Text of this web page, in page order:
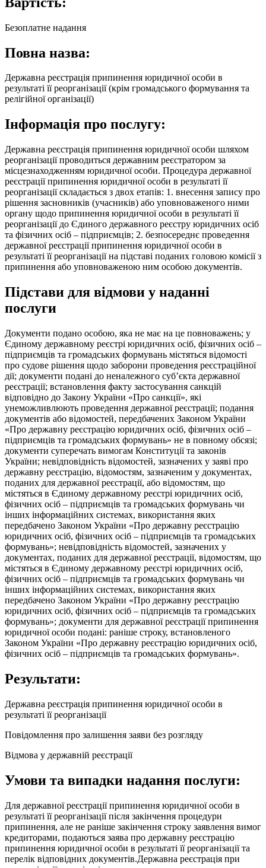
Безоплатне надання
Повна назва:
Державна реєстрація припинення юридичної особи в
результаті її реорганізації (крім громадського формування та
релігійної організації)
Інформація про послугу:
Державна реєстрація припинення юридичної особи шляхом
реорганізації проводиться державним реєстратором за
місцезнаходженням юридичної особи. Процедура державної
реєстрації припинення юридичної особи в результаті її
реорганізації складається з двох етапів: 1. внесення запису про
рішення засновників (учасників) або уповноваженого ними
органу щодо припинення юридичної особи в результаті її
реорганізації до Єдиного державного реєстру юридичних осіб
та фізичних осіб – підприємців; 2. безпосереднє проведення
державної реєстрації припинення юридичної особи в
результаті її реорганізації на підставі поданих головою комісії з
припинення або уповноваженою ним особою документів.
Підстави для відмови у наданні
послуги
Документи подано особою, яка не має на це повноважень; у
Єдиному державному реєстрі юридичних осіб, фізичних осіб –
підприємців та громадських формувань містяться відомості
про судове рішення щодо заборони проведення реєстраційної
дії; документи подані до неналежного суб’єкта державної
реєстрації; встановлення факту застосування санкцій
відповідно до Закону України «Про санкції», які
унеможливлюють проведення державної реєстрації; подання
документів або відомостей, передбачених Законом України
«Про державну реєстрацію юридичних осіб, фізичних осіб –
підприємців та громадських формувань» не в повному обсязі;
документи суперечать вимогам Конституції та законів
України; невідповідність відомостей, зазначених у заяві про
державну реєстрацію, відомостям, зазначеним у документах,
поданих для державної реєстрації, або відомостям, що
містяться в Єдиному державному реєстрі юридичних осіб,
фізичних осіб – підприємців та громадських формувань чи
інших інформаційних системах, використання яких
передбачено Законом України «Про державну реєстрацію
юридичних осіб, фізичних осіб – підприємців та громадських
формувань»; невідповідність відомостей, зазначених у
документах, поданих для державної реєстрації, відомостям, що
містяться в Єдиному державному реєстрі юридичних осіб,
фізичних осіб – підприємців та громадських формувань чи
інших інформаційних системах, використання яких
передбачено Законом України «Про державну реєстрацію
юридичних осіб, фізичних осіб – підприємців та громадських
формувань»; документи для державної реєстрації припинення
юридичної особи подані: раніше строку, встановленого
Законом України «Про державну реєстрацію юридичних осіб,
фізичних осіб – підприємців та громадських формувань».
Результати:
Державна реєстрація припинення юридичної особи в
результаті її реорганізації
Повідомлення про залишення заяви без розгляду
Відмова у державній реєстрації
Умови та випадки надання послуги:
Для державної реєстрації припинення юридичної особи в
результаті її реорганізації після закінчення процедури
припинення, але не раніше закінчення строку заявлення вимог
кредиторами, подаються заява про державну реєстрацію
припинення юридичної особи в результаті її реорганізації та
перелік відповідних документів.Державна реєстрація при